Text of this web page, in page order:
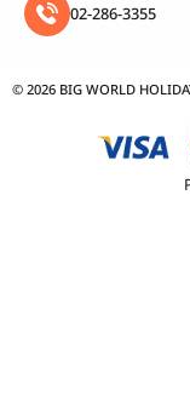
02-286-3355
© 2026 BIG WORLD